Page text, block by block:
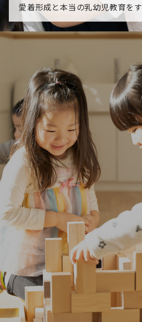
愛着形成と本当の乳幼児教育を
園からのお知らせ
「すくすく子育て」でリトルスター保
各園のブログ
2026.08.06 赤しそジュース作り～に
5 【そら組】誕生会
一覧を見る